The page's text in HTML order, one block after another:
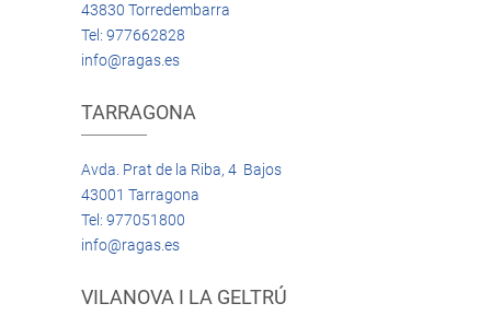
43830 Torredembarra
Tel: 977662828
info@ragas.es
TARRAGONA
Avda. Prat de la Riba, 4 Bajos
43001 Tarragona
Tel: 977051800
info@ragas.es
VILANOVA I LA GELTRÚ